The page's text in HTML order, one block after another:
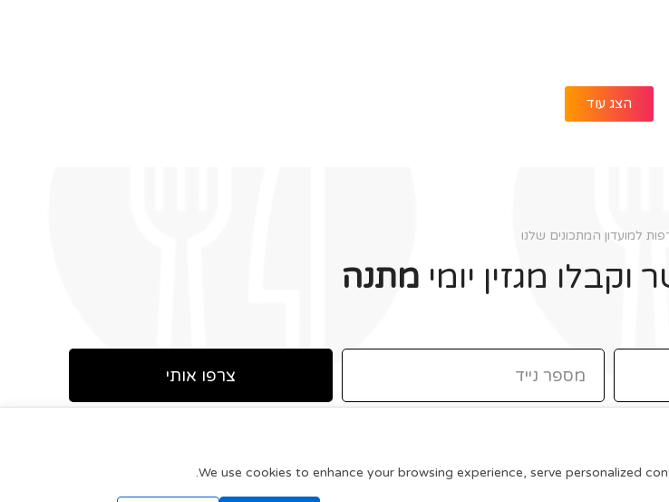
הצג עוד
למועדון המתכונים שלנו
וקבלו מגזין יומי מתנה
צרפו אותי
We use cookies to enhance your browsing experience, serve personalized